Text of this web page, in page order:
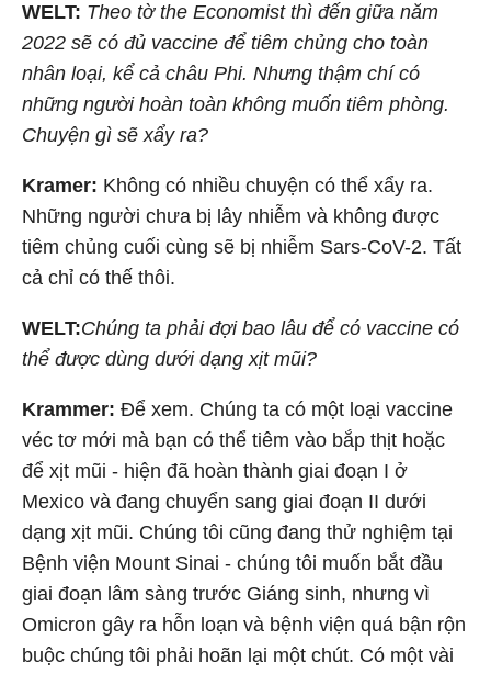
WELT: Theo tờ the Economist thì đến giữa năm
2022 sẽ có đủ vaccine để tiêm chủng cho toàn
nhân loại, kể cả châu Phi. Nhưng thậm chí có
những người hoàn toàn không muốn tiêm phòng.
Chuyện gì sẽ xẩy ra?
Kramer: Không có nhiều chuyện có thể xẩy ra.
Những người chưa bị lây nhiễm và không được
tiêm chủng cuối cùng sẽ bị nhiễm Sars-CoV-2. Tất
cả chỉ có thế thôi.
WELT:Chúng ta phải đợi bao lâu để có vaccine có
thể được dùng dưới dạng xịt mũi?
Krammer: Để xem. Chúng ta có một loại vaccine
véc tơ mới mà bạn có thể tiêm vào bắp thịt hoặc
để xịt mũi - hiện đã hoàn thành giai đoạn I ở
Mexico và đang chuyển sang giai đoạn II dưới
dạng xịt mũi. Chúng tôi cũng đang thử nghiệm tại
Bệnh viện Mount Sinai - chúng tôi muốn bắt đầu
giai đoạn lâm sàng trước Giáng sinh, nhưng vì
Omicron gây ra hỗn loạn và bệnh viện quá bận rộn
buộc chúng tôi phải hoãn lại một chút. Có một vài